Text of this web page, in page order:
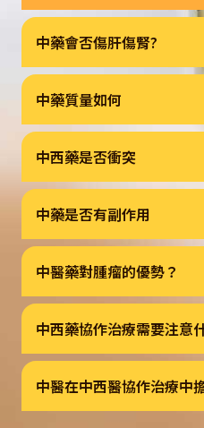
中藥會否傷肝傷腎?
中藥質量如何
中西藥是否衝突
中藥是否有副作用
中醫藥對腫瘤的優勢？
中西藥協作治療需要注意
中醫在中西醫協作治療中